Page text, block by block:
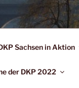
Sachsen in Aktion
der DKP 2022